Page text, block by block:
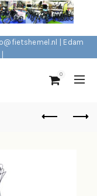
| Edam
0